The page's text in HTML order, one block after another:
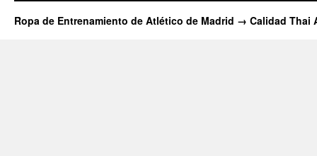
Ropa de Entrenamiento de Atlético de Madrid → Calidad Thai